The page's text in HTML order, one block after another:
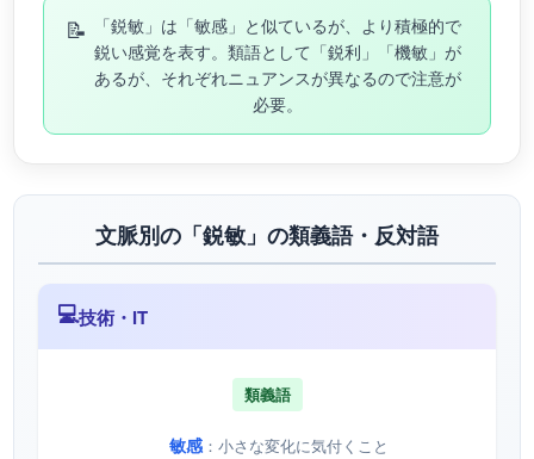
📝
「鋭敏」は「敏感」と似ているが、より積極的で
鋭い感覚を表す。類語として「鋭利」「機敏」が
あるが、それぞれニュアンスが異なるので注意が
必要。
文脈別の「鋭敏」の類義語・反対語
💻技術・IT
類義語
敏感 ：小さな変化に気付くこと